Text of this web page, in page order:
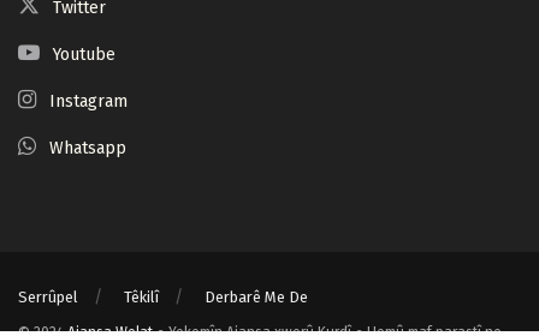
Twitter
Youtube
Instagram
Whatsapp
Serrûpel Têkilî Derbarê Me De
© 2024Ajansa Welat● Yekemîn Ajansa xwerû Kurdî ● Hemû maf parastî ne